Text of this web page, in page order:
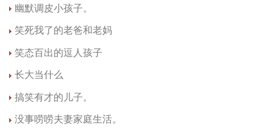
幽默调皮小孩子。
笑死我了的老爸和老妈
笑态百出的逗人孩子
长大当什么
搞笑有才的儿子。
没事唠唠夫妻家庭生活。